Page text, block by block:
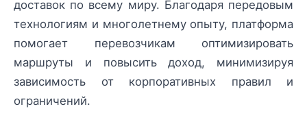
доставок по всему миру. Благодаря передовым
технологиям и многолетнему опыту, платформа
помогает перевозчикам оптимизировать
маршруты и повысить доход, минимизируя
зависимость от корпоративных правил и
ограничений.